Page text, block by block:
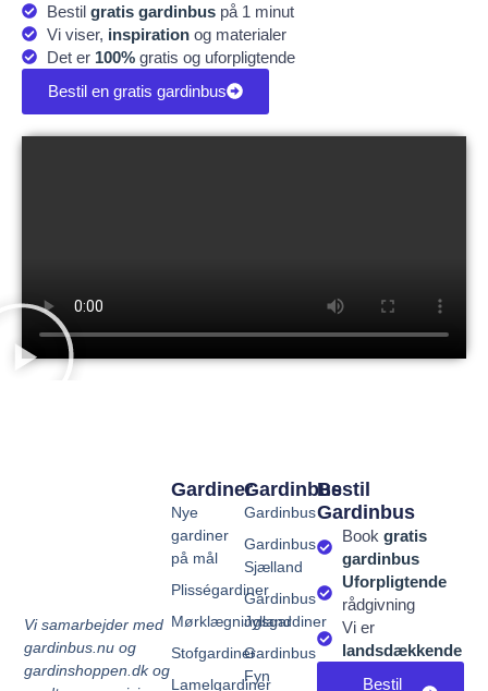
Bestil gratis gardinbuspå 1 minut
Vi viser, inspirationog materialer
Det er 100%gratis og uforpligtende
Bestil en gratis gardinbus
Vi samarbejder med
gardinbus.nu og
gardinshoppen.dk og
Gardinbus
Gardinbus
Gardinbus
Sjælland
Gardinbus
Jylland
Gardinbus
Fyn
Gardiner
Nye
gardiner
på mål
Plisségardiner
Mørklægningsgardiner
Stofgardiner
Lamelgardiner
Bestil
Gardinbus
Book gratis
gardinbus
Uforpligtende
rådgivning
Vi er
landsdækkende
Bestil